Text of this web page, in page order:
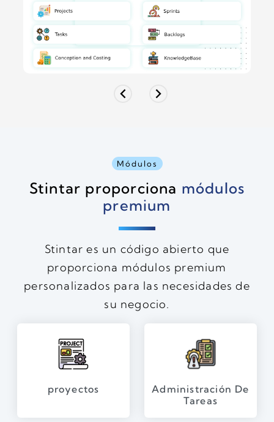
Módulos
Stintar proporciona módulos
premium
Stintar es un código abierto que
proporciona módulos premium
personalizados para las necesidades de
su negocio.
proyectos
Administración De
Tareas